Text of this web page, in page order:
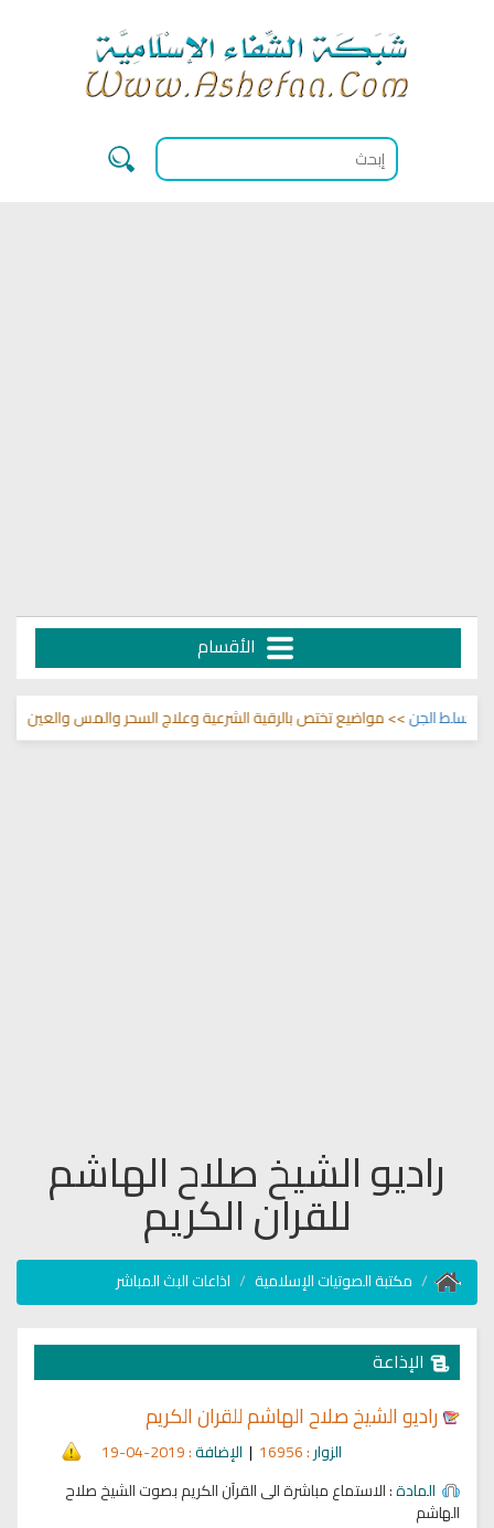
الأقسام
الجن>> مواضيع تختص بالرقية الشرعية وعلاج السحر والمس والعين 🌾
راديو الشيخ صلاح الهاشم
للقران الكريم
مكتبة الصوتيات الإسلامية اذاعات البث المباشر
الإذاعة
راديو الشيخ صلاح الهاشم للقران الكريم
الزوار: 16956
| الإضافة: 2019-04-19
المادة: الاستماع مباشرة الى القرآن الكريم بصوت الشيخ صلاح
الهاشم